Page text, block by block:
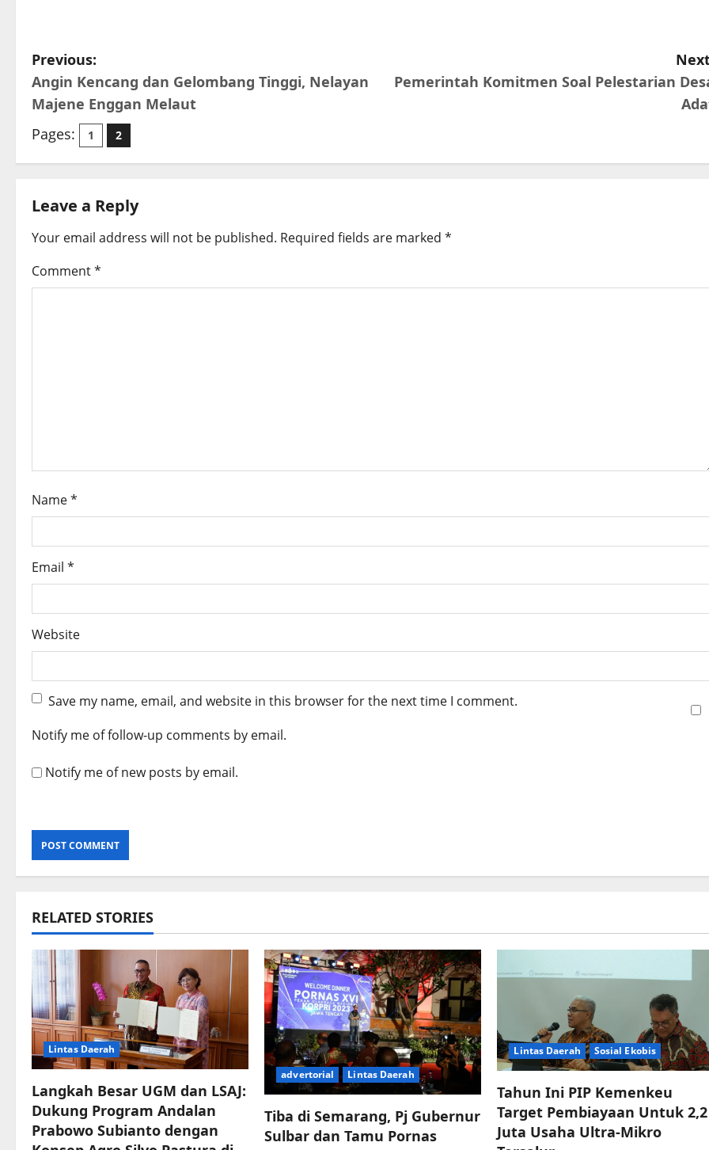
P
o
s
t
n
a
v
i
o
n
Previous:
Angin Kencang dan Gelombang Tinggi, Nelayan
Majene Enggan Melaut
Pemerintah Komitmen Soal Pelestarian
Pages:
1 2
Leave a Reply
Your email address will not be published. Required fields are marked *
Comment*
Name*
Email *
Website
Save my name, email, and website in this browser for the next time I comment.
Notify me of follow-up comments by email.
Notify me of new posts by email.
RELATED STORIES
Lintas Daerah
Langkah Besar UGM dan LSAJ:
Dukung Program Andalan
Prabowo Subianto dengan
advertorial Lintas Daerah
Tiba di Semarang, Pj Gubernur
Sulbar dan Tamu Pornas
Lintas Daerah Sosial Ekobis
Tahun Ini PIP Kemenkeu
Target Pembiayaan Untuk 2,2
Juta Usaha Ultra-Mikro